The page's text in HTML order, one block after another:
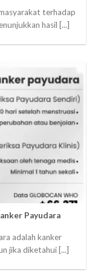
terhadap
hasil [...]
Payudara
adalah kanker
jika diketahui [...]